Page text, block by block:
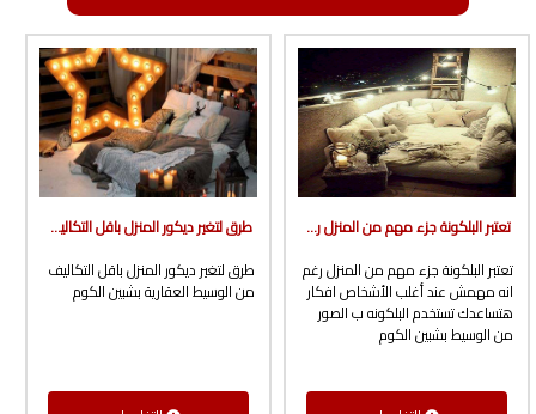
تعتبر البلكونة جزء مهم من المنزل رغم انه مهمش عند أغلب الأشخاص افكار هتساعدك تستخدم البلكونه ب الصور من الوسيط بشبين الكوم
تعتبر البلكونة جزء مهم من المنزل رغم
انه مهمش عند أغلب الأشخاص افكار
هتساعدك تستخدم البلكونه ب الصور
من الوسيط بشبين الكوم
طرق لتغير ديكور المنزل باقل التكاليف من الوسيط العقارية بشبين الكوم
طرق لتغير ديكور المنزل باقل التكاليف
من الوسيط العقارية بشبين الكوم